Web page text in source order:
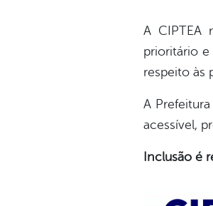
A CIPTEA
prioritário e
respeito às
A
acessível,
Inclusão é